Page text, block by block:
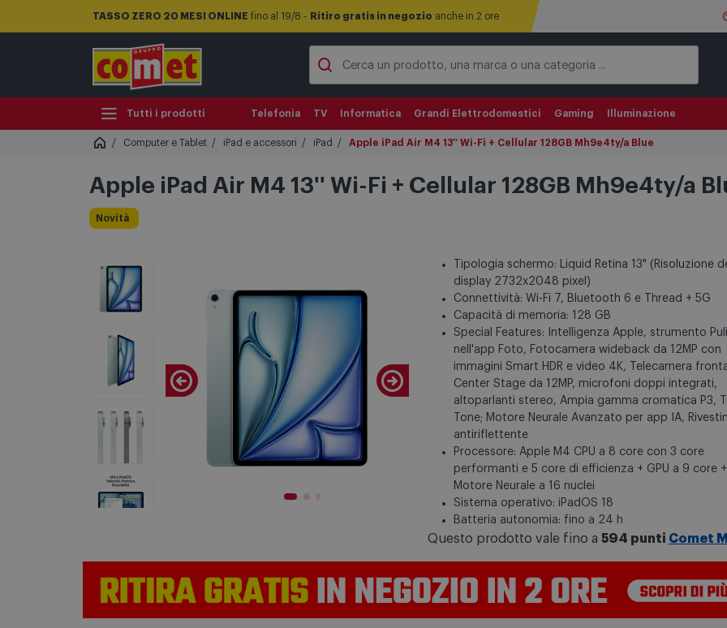
TASSO ZERO 20 MESI ONLINE fino al 19/8 - Ritiro gratis in negozio anche in 2 ore
Tutti i prodotti Telefonia TV Informatica Grandi Elettrodomestici Gaming Illuminazione
Computer e Tablet iPad e accessori iPad Apple iPad Air M4 13'' Wi-Fi + Cellular 128GB Mh9e4ty/a Blue
Apple iPad Air M4 13'' Wi-Fi + Cellular 128GB Mh9e4ty/a
Novità
Tipologia schermo: Liquid Retina 13" (Risoluzione
display 2732x2048 pixel)
Connettività: Wi-Fi 7, Bluetooth 6 e Thread + 5G
Capacità di memoria: 128 GB
Special Features: Intelligenza Apple, strumento
nell'app Foto, Fotocamera wideback da 12MP con
immagini Smart HDR e video 4K, Telecamera
Center Stage da 12MP, microfoni doppi integrati,
altoparlanti stereo, Ampia gamma cromatica P3,
Tone; Motore Neurale Avanzato per app IA,
antiriflettente
Processore: Apple M4 CPU a 8 core con 3 core
performanti e 5 core di efficienza + GPU a 9 core +
Motore Neurale a 16 nuclei
Sistema operativo: iPadOS 18
Batteria autonomia: fino a 24 h
Questo prodotto vale fino a 594 punti Comet